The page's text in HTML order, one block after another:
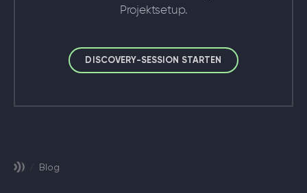
Projektsetup.
DISCOVERY-SESSION STARTEN
Blog